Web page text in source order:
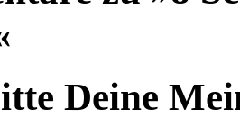
Deine